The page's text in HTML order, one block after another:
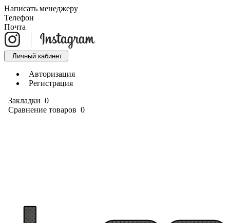
Написать менеджеру
Телефон
Почта
Личный кабинет
Авторизация
Регистрация
Закладки 0
Сравнение товаров 0